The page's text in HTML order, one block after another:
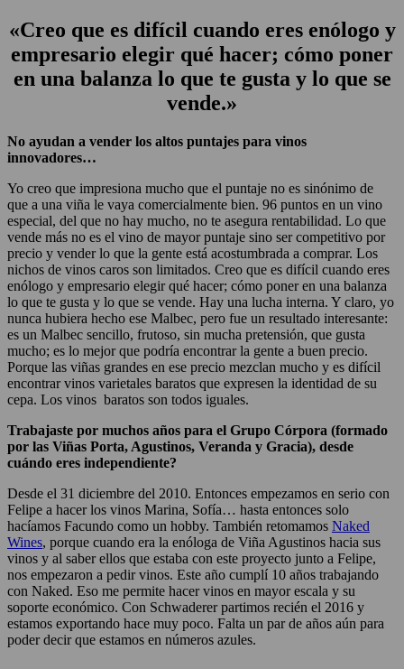
«Creo que es difícil cuando eres enólogo y
empresario elegir qué hacer; cómo poner
en una balanza lo que te gusta y lo que se
vende.»
No ayudan a vender los altos puntajes para vinos
innovadores…
Yo creo que impresiona mucho que el puntaje no es sinónimo de
que a una viña le vaya comercialmente bien. 96 puntos en un vino
especial, del que no hay mucho, no te asegura rentabilidad. Lo que
vende más no es el vino de mayor puntaje sino ser competitivo por
precio y vender lo que la gente está acostumbrada a comprar. Los
nichos de vinos caros son limitados. Creo que es difícil cuando eres
enólogo y empresario elegir qué hacer; cómo poner en una balanza
lo que te gusta y lo que se vende. Hay una lucha interna. Y claro, yo
nunca hubiera hecho ese Malbec, pero fue un resultado interesante:
es un Malbec sencillo, frutoso, sin mucha pretensión, que gusta
mucho; es lo mejor que podría encontrar la gente a buen precio.
Porque las viñas grandes en ese precio mezclan mucho y es difícil
encontrar vinos varietales baratos que expresen la identidad de su
cepa. Los vinos baratos son todos iguales.
Trabajaste por muchos años para el Grupo Córpora (formado
por las Viñas Porta, Agustinos, Veranda y Gracia), desde
cuándo eres independiente?
Desde el 31 diciembre del 2010. Entonces empezamos en serio con
Felipe a hacer los vinos Marina, Sofía… hasta entonces solo
hacíamos Facundo como un hobby. También retomamos Naked
Wines, porque cuando era la enóloga de Viña Agustinos hacia sus
vinos y al saber ellos que estaba con este proyecto junto a Felipe,
nos empezaron a pedir vinos. Este año cumplí 10 años trabajando
con Naked. Eso me permite hacer vinos en mayor escala y su
soporte económico. Con Schwaderer partimos recién el 2016 y
estamos exportando hace muy poco. Falta un par de años aún para
poder decir que estamos en números azules.